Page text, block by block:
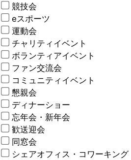
競技会
eスポーツ
運動会
チャリティイベント
ボランティアイベント
ファン交流会
コミュニティイベント
懇親会
ディナーショー
忘年会・新年会
歓送迎会
同窓会
シェアオフィス・コワーキング